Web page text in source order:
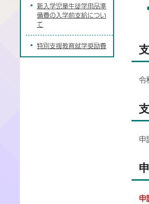
令
申
申
新入学児童生徒学用品準
備費の入学前支給につい
て
特別支援教育就学奨励費